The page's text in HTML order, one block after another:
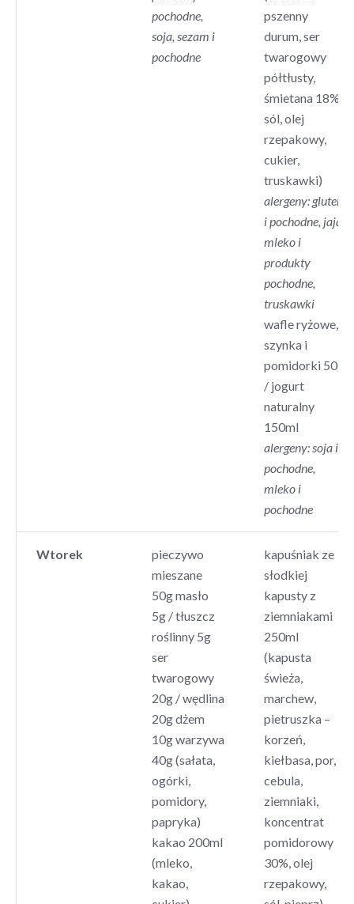
pochodne,
soja, sezam i
pochodne
pszenny
durum, ser
twarogowy
półtłusty,
śmietana 18%,
sól, olej
rzepakowy,
cukier,
truskawki)
alergeny: gluten
i pochodne, jaja,
mleko i
produkty
pochodne,
truskawki
wafle ryżowe,
szynka i
pomidorki 50g
/ jogurt
naturalny
150ml
alergeny: soja i
pochodne,
mleko i
pochodne
Wtorek
pieczywo
mieszane
50g masło
5g / tłuszcz
roślinny 5g
ser
twarogowy
20g / wędlina
20g dżem
10g warzywa
40g (sałata,
ogórki,
pomidory,
papryka)
kakao 200ml
(mleko,
kakao,
kapuśniak ze
słodkiej
kapusty z
ziemniakami
250ml
(kapusta
świeża,
marchew,
pietruszka –
korzeń,
kiełbasa, por,
cebula,
ziemniaki,
koncentrat
pomidorowy
30%, olej
rzepakowy,